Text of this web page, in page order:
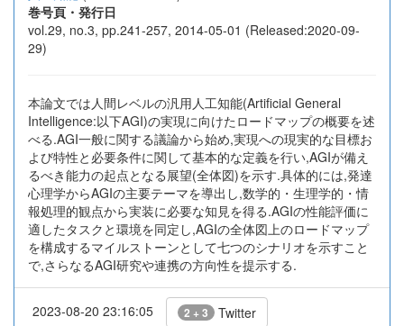
巻号頁・発行日
vol.29, no.3, pp.241-257, 2014-05-01 (Released:2020-09-
29)
本論文では人間レベルの汎用人工知能(Artificial General
Intelligence:以下AGI)の実現に向けたロードマップの概要を述
べる.AGI一般に関する議論から始め,実現への現実的な目標お
よび特性と必要条件に関して基本的な定義を行い,AGIが備え
るべき能力の起点となる展望(全体図)を示す.具体的には,発達
心理学からAGIの主要テーマを導出し,数学的・生理学的・情
報処理的観点から実装に必要な知見を得る.AGIの性能評価に
適したタスクと環境を同定し,AGIの全体図上のロードマップ
を構成するマイルストーンとして七つのシナリオを示すこと
で,さらなるAGI研究や連携の方向性を提示する.
2023-08-20 23:16:05 2 + 3 Twitter